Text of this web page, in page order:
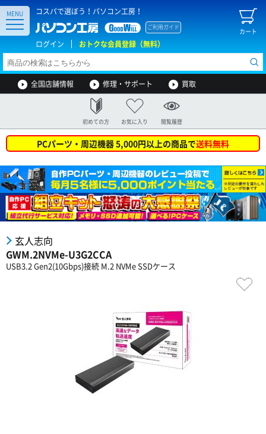
コスパで選ぼう！パソコン工房！
カート
ご利用ガイド
ログイン おトクな会員登録（無料）
MENU
全国店舗情報 修理・サポート 買取
初めての方 お気に入り 閲覧履歴
PCパーツ・周辺機器 5,000円以上の商品で送料無料
玄人志向
GWM.2NVMe-U3G2CCA
USB3.2 Gen2(10Gbps)接続 M.2 NVMe SSDケース